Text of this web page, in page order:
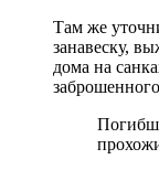
Там же
занавеску,
дома на